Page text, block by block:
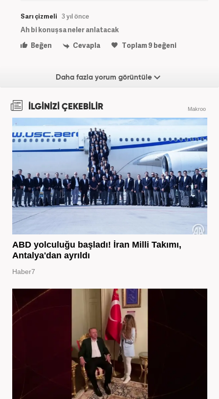
Sarı çizmeli 3 yıl önce
Ah bi konuşsa neler anlatacak
Beğen
Cevapla Toplam9 beğeni
Daha fazla yorum görüntüle
İLGİNİZİ ÇEKEBİLİR Makroo
ABD yolculuğu başladı! İran Milli Takımı,
Antalya'dan ayrıldı
Haber7